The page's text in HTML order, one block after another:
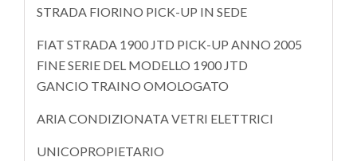
STRADA FIORINO PICK-UP IN SEDE
FIAT STRADA 1900 JTD PICK-UP ANNO 2005
FINE SERIE DEL MODELLO 1900 JTD
GANCIO TRAINO OMOLOGATO
ARIA CONDIZIONATA VETRI ELETTRICI
UNICOPROPIETARIO